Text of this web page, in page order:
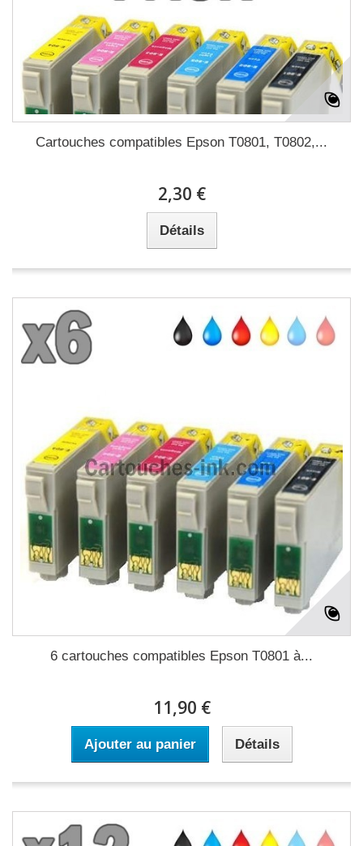
Cartouches compatibles Epson T0801, T0802,...
2,30 €
Détails
6 cartouches compatibles Epson T0801 à...
11,90 €
Ajouter au panier Détails